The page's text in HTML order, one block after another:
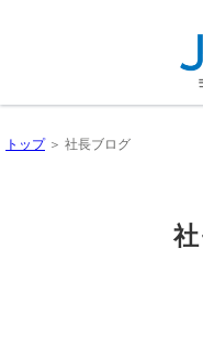
トップ＞ 社長ブログ